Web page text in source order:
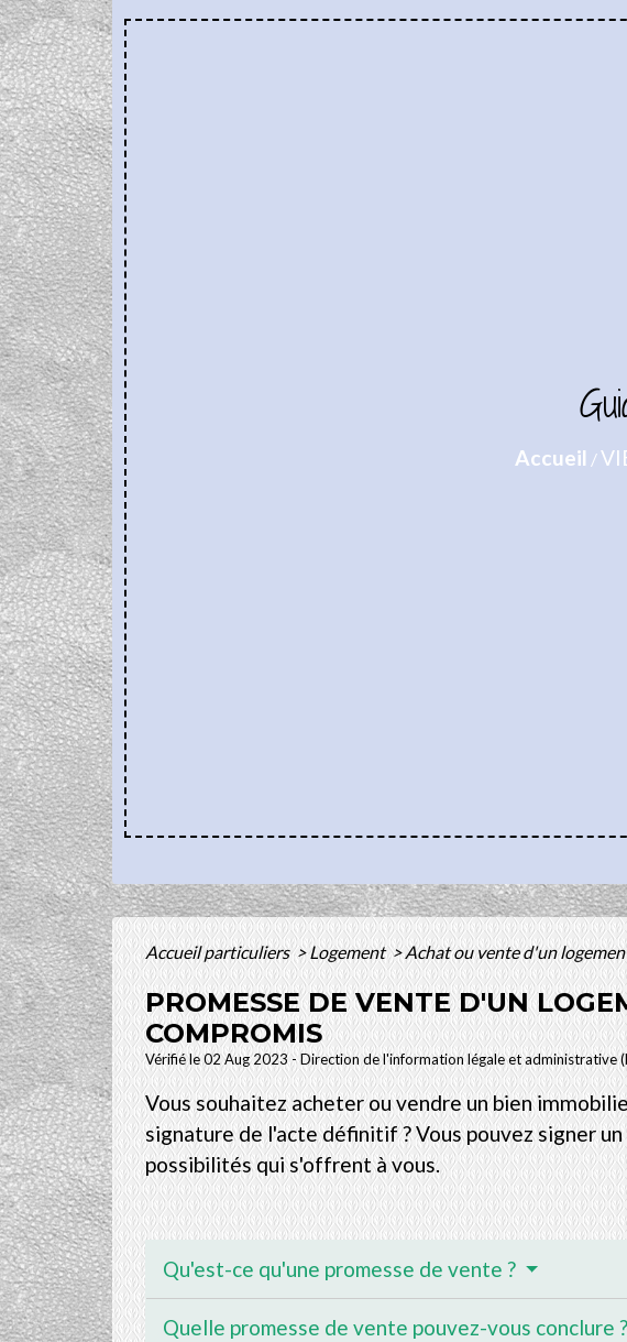
Accueil /
Accueil particuliers> Logement> Achat ou vente d'un
PROMESSE DE VENTE D'UN
COMPROMIS
Vérifié le 02 Aug 2023 - Direction de l'information légale et administrative
Vous souhaitez acheter ou vendre un bien
signature de l'acte définitif ? Vous pouvez signer
possibilités qui s'offrent à vous.
Qu'est-ce qu'une promesse de vente ?
Quelle promesse de vente pouvez-vous conclure ?